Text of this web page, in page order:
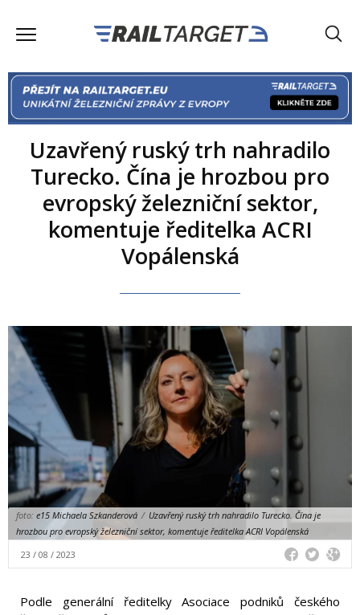
Uzavřený ruský trh nahradilo
Turecko. Čína je hrozbou pro
evropský železniční sektor,
komentuje ředitelka ACRI
Vopálenská
foto: e15 Michaela Szkanderová / Uzavřený ruský trh nahradilo Turecko. Čína je
hrozbou pro evropský železniční sektor, komentuje ředitelka ACRI Vopálenská
23 / 08 / 2023
Podle generální ředitelky Asociace podniků českého